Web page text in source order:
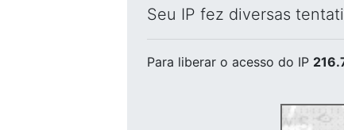
Seu IP fez diversas
Para liberar o acesso do IP